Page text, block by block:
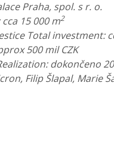
Praha, spol. s r. o.
15 000 m2
Total investment:
500 mil CZK
dokončeno
Filip Šlapal, Marie